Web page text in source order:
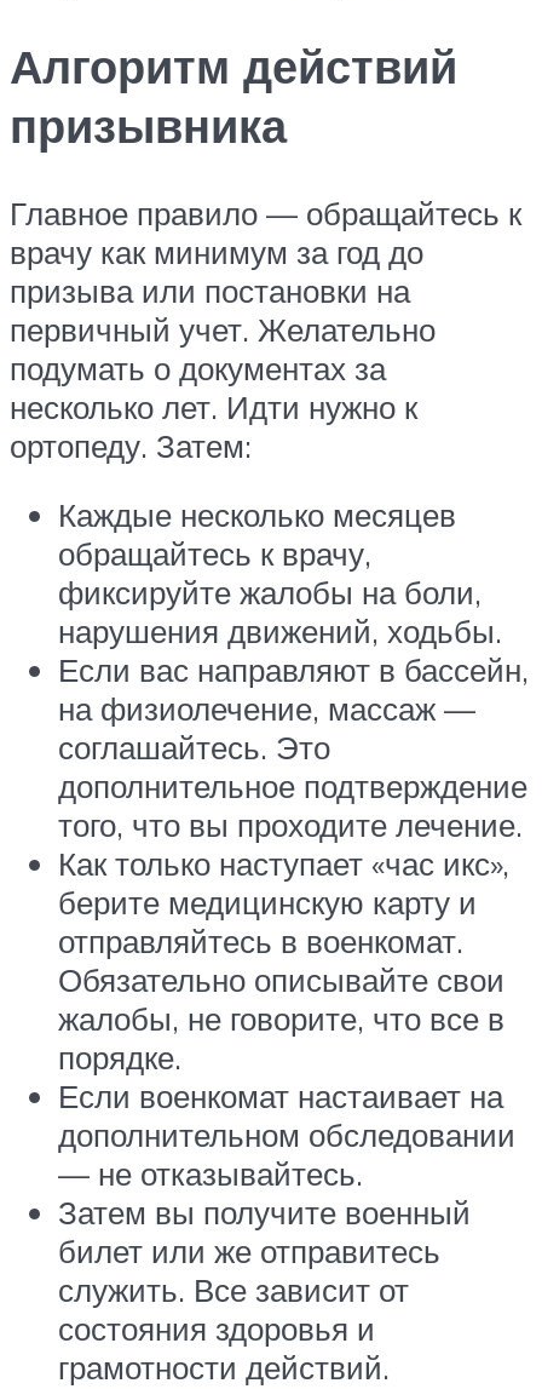
Алгоритм действий
призывника
Главное правило — обращайтесь к
врачу как минимум за год до
призыва или постановки на
первичный учет. Желательно
подумать о документах за
несколько лет. Идти нужно к
ортопеду. Затем:
Каждые несколько месяцев
обращайтесь к врачу,
фиксируйте жалобы на боли,
нарушения движений, ходьбы.
Если вас направляют в бассейн,
на физиолечение, массаж —
соглашайтесь. Это
дополнительное подтверждение
того, что вы проходите лечение.
Как только наступает «час икс»,
берите медицинскую карту и
отправляйтесь в военкомат.
Обязательно описывайте свои
жалобы, не говорите, что все в
порядке.
Если военкомат настаивает на
дополнительном обследовании
— не отказывайтесь.
Затем вы получите военный
билет или же отправитесь
служить. Все зависит от
состояния здоровья и
грамотности действий.